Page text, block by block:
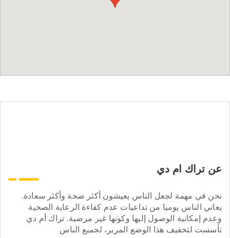
عن تراك ام دي
نحن في مهمة لجعل الناس يعيشون أكثر صحة وأكثر سعادة.
يعاني الناس يوميا من تداعيات عدم كفاءة الرعاية الصحية
وعدم إمكانية الوصول إليها وكونها غير مرضية. تراك أم دي
تأسست لتخفيف هذا الوضع المرير، لجميع الناس